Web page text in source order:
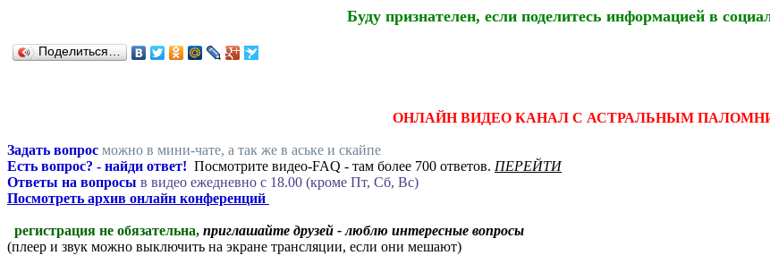
Буду признателен, если поделитесь информацией в
Поделиться…
ОНЛАЙН ВИДЕО КАНАЛ С АСТРАЛЬНЫМ
Задать вопрос можно в мини-чате, а так же в аське и скайпе
Есть вопрос? - найди ответ! Посмотрите видео-FAQ - там более 700 ответов. ПЕРЕЙТИ
Ответы на вопросы в видео ежедневно c 18.00 (кроме Пт, Сб, Вс)
Посмотреть архив онлайн конференций
регистрация не обязательна, приглашайте друзей - люблю интересные вопросы
(плеер и звук можно выключить на экране трансляции, если они мешают)